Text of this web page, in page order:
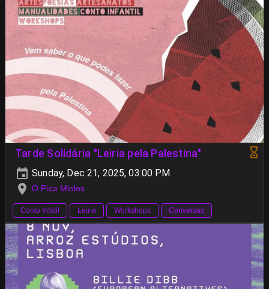
Tarde Solídária "Leiria pela Palestina"
Sunday, Dec 21, 2025, 03:00 PM
O Pica Miolos
Conto Infatil Leiria Workshops Conversas